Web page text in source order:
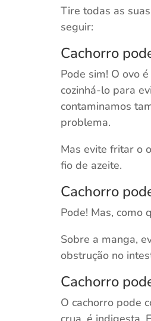
Tire todas as
seguir:
Cachorro
Pode sim! O ovo
cozinhá-lo para
contaminamos
problema.
Mas evite fritar o
fio de azeite.
Cachorro
Pode! Mas, como
Sobre a manga,
obstrução no
Cachorro
O cachorro pode